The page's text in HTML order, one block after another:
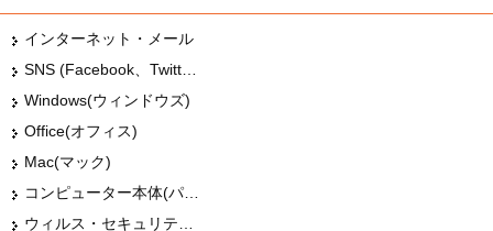
インターネット・メール
Windows(ウィンドウズ)
Office(オフィス)
Mac(マック)